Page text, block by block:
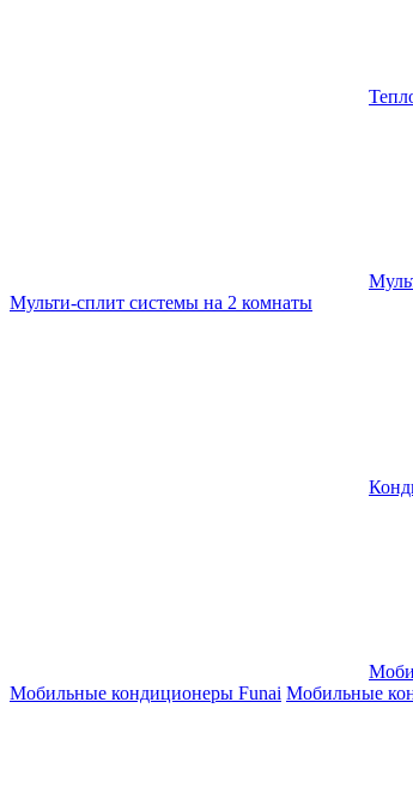
Мульти-сплит системы на 2 комнаты
Мобильные кондиционеры Funai Мобильные